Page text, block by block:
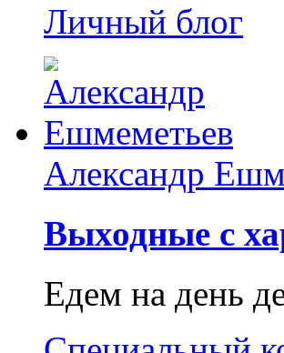
Личный блог
Александр
Выходные с
Едем на день